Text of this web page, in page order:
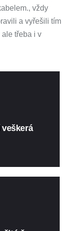
vždy
a vyřešili tím
třeba i v